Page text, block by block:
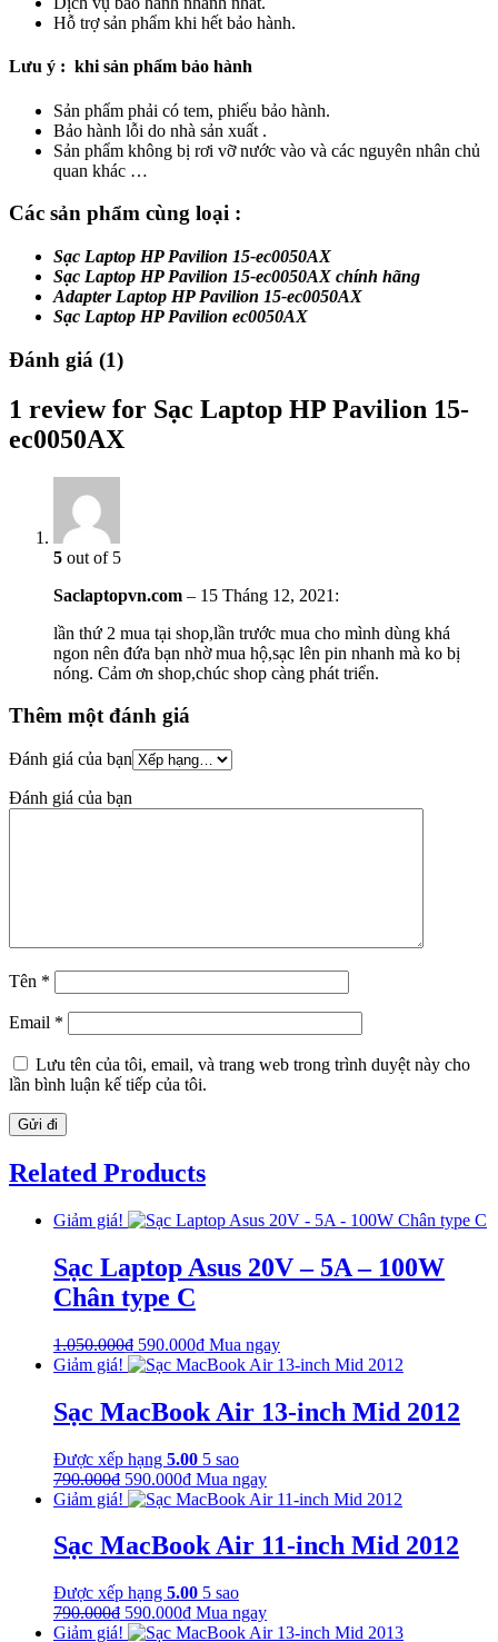
Hỗ trợ sản phẩm khi hết bảo hành.
Lưu ý : khi sản phẩm bảo hành
Sản phẩm phải có tem, phiếu bảo hành.
Bảo hành lỗi do nhà sản xuất .
Sản phẩm không bị rơi vỡ nước vào và các nguyên nhân chủ
quan khác …
Các sản phẩm cùng loại :
Sạc Laptop HP Pavilion 15-ec0050AX
Sạc Laptop HP Pavilion 15-ec0050AX chính hãng
Adapter Laptop HP Pavilion 15-ec0050AX
Sạc Laptop HP Pavilion ec0050AX
Đánh giá (1)
1 review for Sạc Laptop HP Pavilion 15-
ec0050AX
5 out of 5
Saclaptopvn.com – 15 Tháng 12, 2021 :
lần thứ 2 mua tại shop,lần trước mua cho mình dùng khá
ngon nên đứa bạn nhờ mua hộ,sạc lên pin nhanh mà ko bị
nóng. Cảm ơn shop,chúc shop càng phát triển.
Thêm một đánh giá
Đánh giá của bạn
Đánh giá của bạn
Tên *
Email *
Lưu tên của tôi, email, và trang web trong trình duyệt này cho
lần bình luận kế tiếp của tôi.
Related Products
Giảm giá!
Sạc Laptop Asus 20V – 5A – 100W
Chân type C
1.050.000₫ Giá
gốc
1.050.000₫.
590.000₫Giá
hiện
590.000₫.
Mua ngay
Giảm giá!
Sạc MacBook Air 13-inch Mid 2012
Được xếp hạng 5.00 5 sao
790.000₫ Giá
gốc
790.000₫.
590.000₫Giá
hiện
là:
590.000₫.
Mua ngay
Giảm giá!
Sạc MacBook Air 11-inch Mid 2012
Được xếp hạng 5.00 5 sao
790.000₫ Giá
gốc
590.000₫Giá
hiện
Mua ngay
Giảm giá!